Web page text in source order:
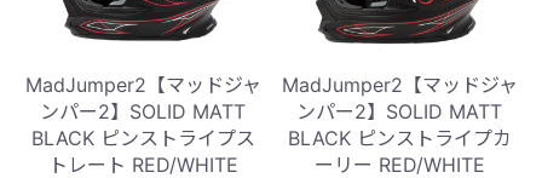
MadJumper2【マッドジャ
ンパー2】SOLID MATT
BLACK ピンストライプス
トレート RED/WHITE
MadJumper2【マッドジャ
ンパー2】SOLID MATT
BLACK ピンストライプカ
ーリー RED/WHITE